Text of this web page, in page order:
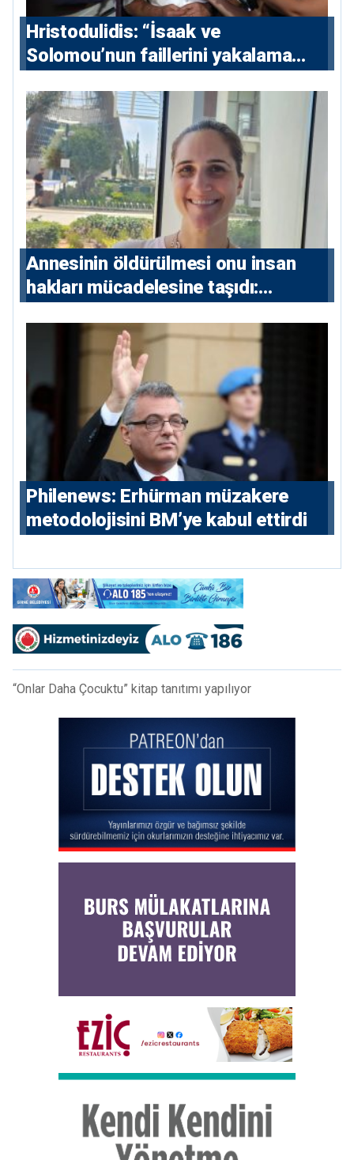
Hristodulidis: “İsaak ve
Solomou’nun faillerini yakalama
ve 5 uluslararası tutuklama emri
çıkarıldı”
Annesinin öldürülmesi onu insan
hakları mücadelesine taşıdı:
hikayesi
Philenews: Erhürman müzakere
metodolojisini BM’ye kabul ettirdi
“Onlar Daha Çocuktu” kitap tanıtımı yapılıyor